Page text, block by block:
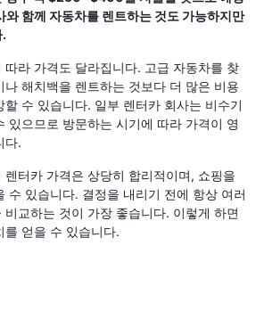
와 함께 자동차를 렌트하는 것도 가능하지만
따라 가격도 달라집니다. 고급 자동차를 찾
나 해치백을 렌트하는 것보다 더 많은 비용
할 수 있습니다. 일부 렌터카 회사는 비수기
있으므로 방문하는 시기에 따라 가격이 영
다.
렌터카 가격은 상당히 합리적이며, 쇼핑을
수 있습니다. 결정을 내리기 전에 항상 여러
비교하는 것이 가장 좋습니다. 이렇게 하면
를 얻을 수 있습니다.